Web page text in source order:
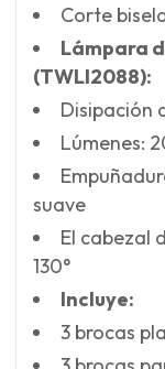
Corte
Lámpara
(TWLI2088):
Disipación
Lúmenes:
suave
El cabezal
130°
Incluye:
3 brocas